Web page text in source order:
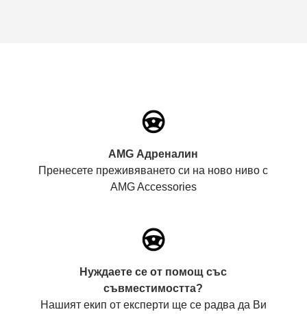
AMG Адреналин
Пренесете преживяването си на ново ниво с
AMG Accessories
Нуждаете се от помощ със
съвместимостта?
Нашият екип от експерти ще се радва да Ви